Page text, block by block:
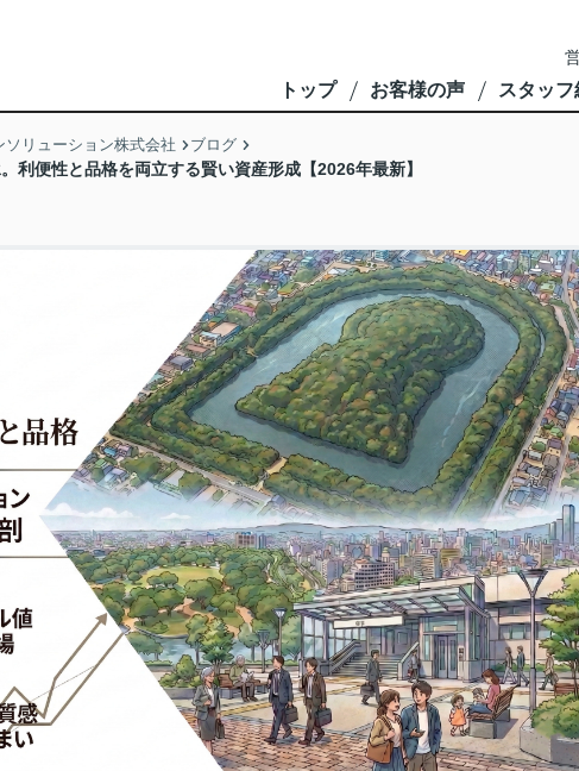
トップ お客様の声 スタッフ
リューション株式会社 ブログ
利便性と品格を両立する賢い資産形成【2026年最新】